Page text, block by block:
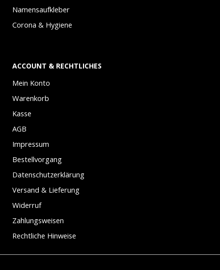
Namensaufkleber
Corona & Hygiene
ACCOUNT & RECHTLICHES
Mein Konto
Warenkorb
Kasse
AGB
Impressum
Bestellvorgang
Datenschutzerklärung
Versand & Lieferung
Widerruf
Zahlungsweisen
Rechtliche Hinweise